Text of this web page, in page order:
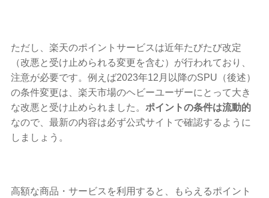
ただし、楽天のポイントサービスは近年たびたび改定
（改悪と受け止められる変更を含む）が行われており、
注意が必要です。例えば2023年12月以降のSPU（後述）
の条件変更は、楽天市場のヘビーユーザーにとって大き
な改悪と受け止められました。ポイントの条件は流動的
なので、最新の内容は必ず公式サイトで確認するように
しましょう。
高額な商品・サービスを利用すると、もらえるポイント